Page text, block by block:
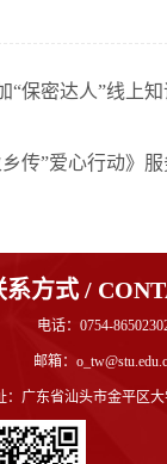
“保密达人”线上
传”爱心行动》
系方式 /
电话：0754-
邮箱：
：广东省汕头市金平区大